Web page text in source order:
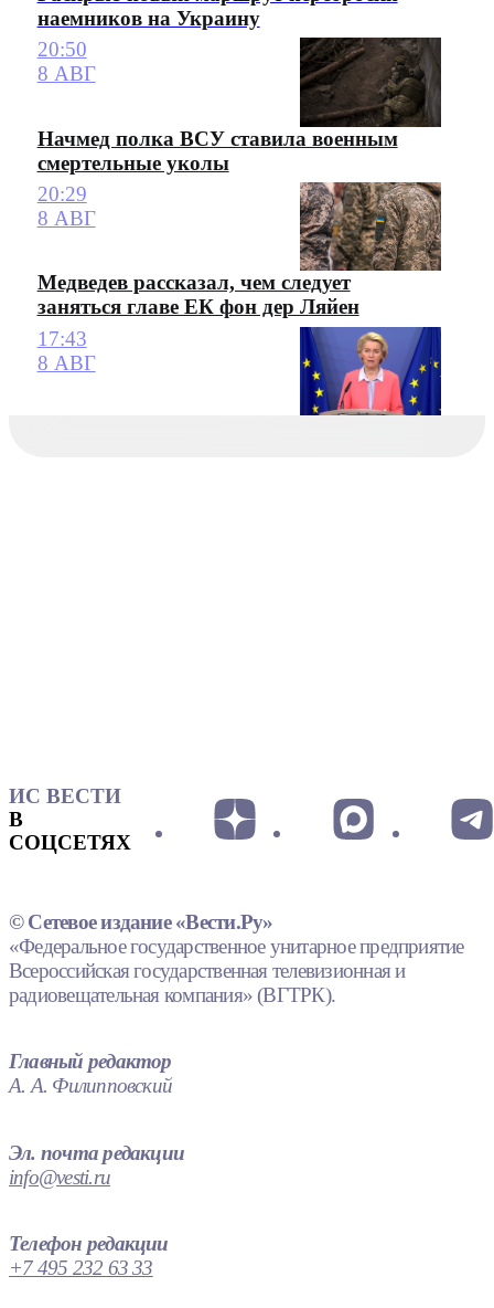
наемников на Украину
20:50
8 АВГ
Начмед полка ВСУ ставила военным
смертельные уколы
20:29
8 АВГ
Медведев рассказал, чем следует
заняться главе ЕК фон дер Ляйен
17:43
8 АВГ
ИС ВЕСТИ
В
СОЦСЕТЯХ
© Сетевое издание «Вести.Ру»
«Федеральное государственное унитарное предприятие
Всероссийская государственная телевизионная и
радиовещательная компания» (ВГТРК).
Главный редактор
А. А. Филипповский
Эл. почта редакции
info@vesti.ru
Телефон редакции
+7 495 232 63 33